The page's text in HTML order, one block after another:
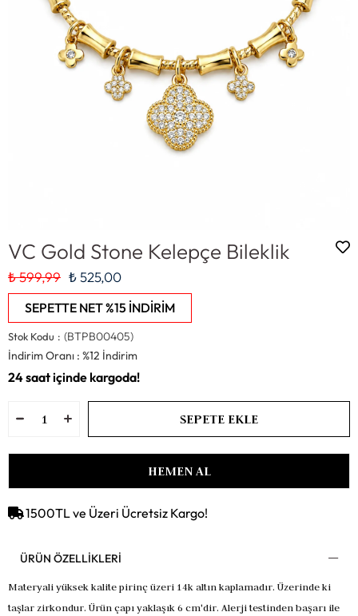
VC Gold Stone Kelepçe Bileklik
₺ 599,99 ₺ 525,00
SEPETTE NET %15 İNDİRİM
Stok Kodu
(BTPB00405)
İndirim Oranı : %12 İndirim
1500TL ve Üzeri Ücretsiz Kargo!
ÜRÜN ÖZELLIKLERI
Materyali yüksek kalite pirinç üzeri 14k altın kaplamadır. Üzerinde ki
taşlar zirkondur. Ürün çapı yaklaşık 6 cm'dir. Alerji testinden başarı ile